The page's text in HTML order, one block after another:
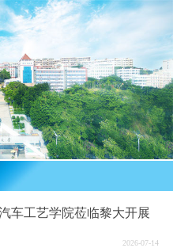
车工艺学院莅临黎大开展
2026-07-14